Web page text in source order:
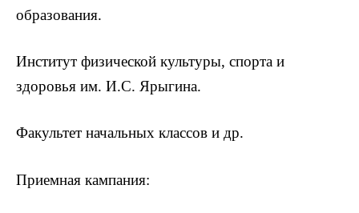
образования.
Институт физической культуры, спорта и
здоровья им. И.С. Ярыгина.
Факультет начальных классов и др.
Приемная кампания: